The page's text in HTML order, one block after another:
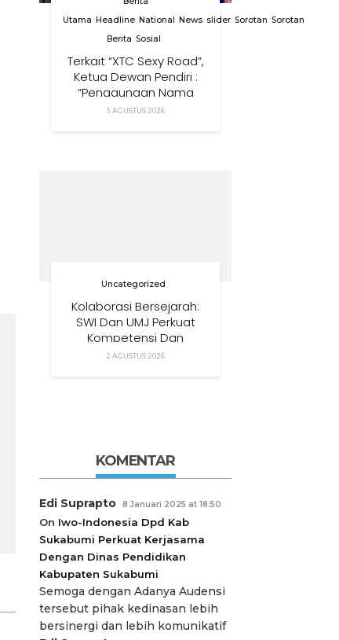
Utama
Headline National News slider Sorotan Sorotan
Berita Sosial
Terkait “XTC Sexy Road”,
Ketua Dewan Pendiri :
“Penggunaan Nama
Tersebut Telah
5 AGUSTUS 2026
Uncategorized
Kolaborasi Bersejarah:
SWI Dan UMJ Perkuat
Kompetensi Dan
Pendidikan Wartawan
2 AGUSTUS 2026
KOMENTAR
Edi Suprapto 8 Januari 2025 at 18:50
On Iwo-Indonesia Dpd Kab
Sukabumi Perkuat Kerjasama
Dengan Dinas Pendidikan
Kabupaten Sukabumi
Semoga dengan Adanya Audensi
tersebut pihak kedinasan lebih
bersinergi dan lebih komunikatif